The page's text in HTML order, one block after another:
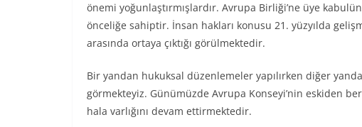
önemi yoğunlaştırmışlardır. Avrupa Birliği’ne üye
önceliğe sahiptir. İnsan hakları konusu 21. yüzyılda
arasında ortaya çıktığı görülmektedir.
Bir yandan hukuksal düzenlemeler yapılırken diğer
görmekteyiz. Günümüzde Avrupa Konseyi’nin eskiden
hala varlığını devam ettirmektedir.